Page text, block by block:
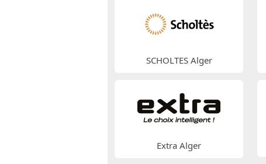
SCHOLTES Alger
Extra Alger